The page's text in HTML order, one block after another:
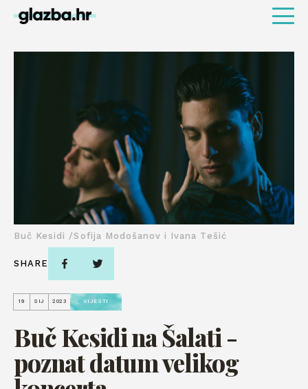
19 SIJ 2023 VIJESTI
Buč Kesidi na Šalati -
poznat datum velikog
Buč Kesidi /Sofija Modošanov i Ivana Tešić
SHARE